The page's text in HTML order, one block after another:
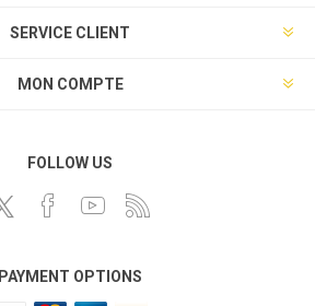
SERVICE CLIENT
MON COMPTE
FOLLOW US
PAYMENT OPTIONS